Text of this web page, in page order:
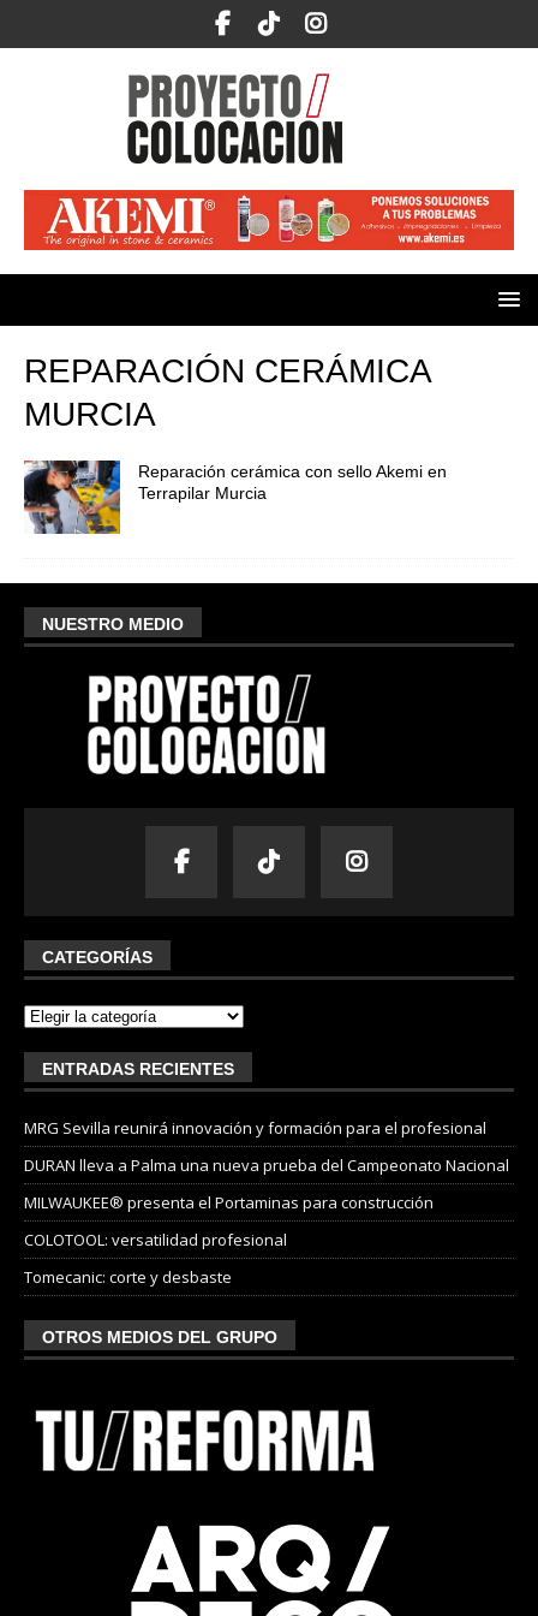
REPARACIÓN CERÁMICA
MURCIA
Reparación cerámica con sello Akemi en
Terrapilar Murcia
NUESTRO MEDIO
CATEGORÍAS
ENTRADAS RECIENTES
MRG Sevilla reunirá innovación y formación para el profesional
DURAN lleva a Palma una nueva prueba del Campeonato Nacional
MILWAUKEE® presenta el Portaminas para construcción
COLOTOOL: versatilidad profesional
Tomecanic: corte y desbaste
OTROS MEDIOS DEL GRUPO